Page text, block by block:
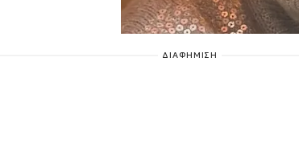
ΔΙΑΦΗΜΙΣΗ